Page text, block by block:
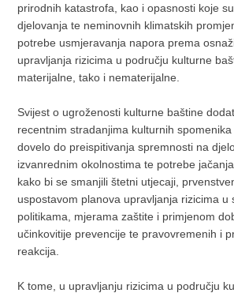
prirodnih katastrofa, kao i opasnosti koje
djelovanja te neminovnih klimatskih
potrebe usmjeravanja napora prema
upravljanja rizicima u području kulturne
materijalne, tako i nematerijalne.
Svijest o ugroženosti kulturne baštine
recentnim stradanjima kulturnih
dovelo do preispitivanja spremnosti na
izvanrednim okolnostima te potrebe
kako bi se smanjili štetni utjecaji,
uspostavom planova upravljanja rizicima u
politikama, mjerama zaštite i primjenom
učinkovitije prevencije te pravovremenih i
reakcija.
K tome, u upravljanju rizicima u području